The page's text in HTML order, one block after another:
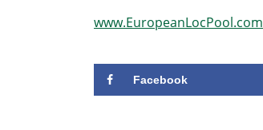
www.EuropeanLocPool.com
Facebook